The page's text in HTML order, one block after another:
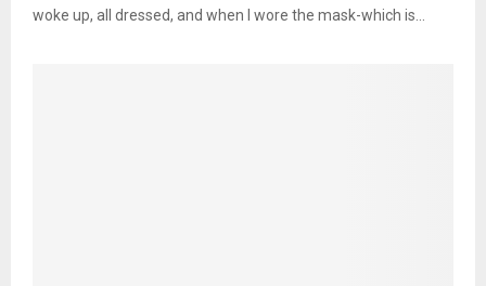
woke up, all dressed, and when I wore the mask-which is...